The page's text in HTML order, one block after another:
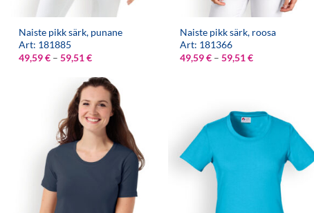
Naiste pikk särk, punane
Art: 181885
49,59€ – 59,51€Hinnavahemik:
kuni
59,51 €
Naiste pikk särk, roosa
Art: 181366
49,59€ – 59,51€Hinnavahemik: